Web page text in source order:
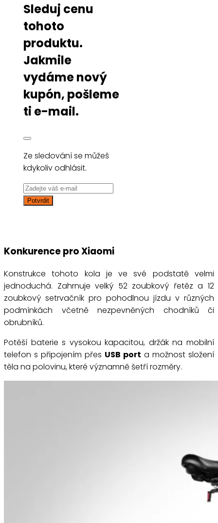
Sleduj cenu
tohoto
produktu.
Jakmile
vydáme nový
kupón, pošleme
ti e-mail.
Ze sledování se můžeš
kdykoliv odhlásit.
Konkurence pro Xiaomi
Konstrukce tohoto kola je ve své podstatě velmi
jednoduchá. Zahrnuje velký 52 zoubkový řetěz a 12
zoubkový setrvačník pro pohodlnou jízdu v různých
podmínkách včetně nezpevněných chodníků či
obrubníků.
Potěší baterie s vysokou kapacitou, držák na mobilní
telefon s připojením přes USB port a možnost složení
těla na polovinu, které významně šetří rozměry.